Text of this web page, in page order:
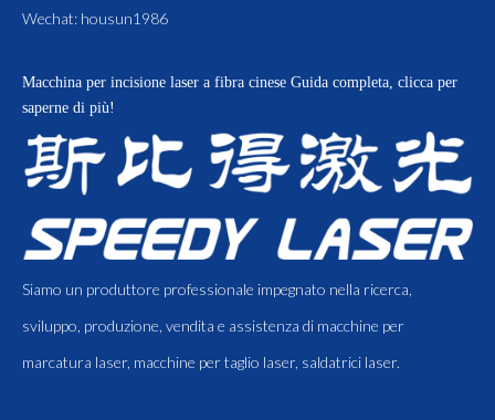
Wechat: housun1986
Macchina per incisione laser a fibra cinese Guida completa, clicca per
saperne di più!
Siamo un produttore professionale impegnato nella ricerca,
sviluppo, produzione, vendita e assistenza di macchine per
marcatura laser, macchine per taglio laser, saldatrici laser.